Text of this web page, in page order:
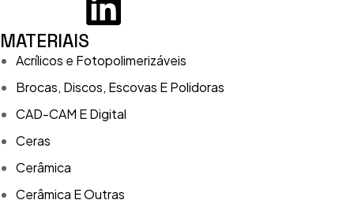
MATERIAIS
Acrílicos e Fotopolimerizáveis
Brocas, Discos, Escovas E Polidoras
CAD-CAM E Digital
Ceras
Cerâmica
Cerâmica E Outras